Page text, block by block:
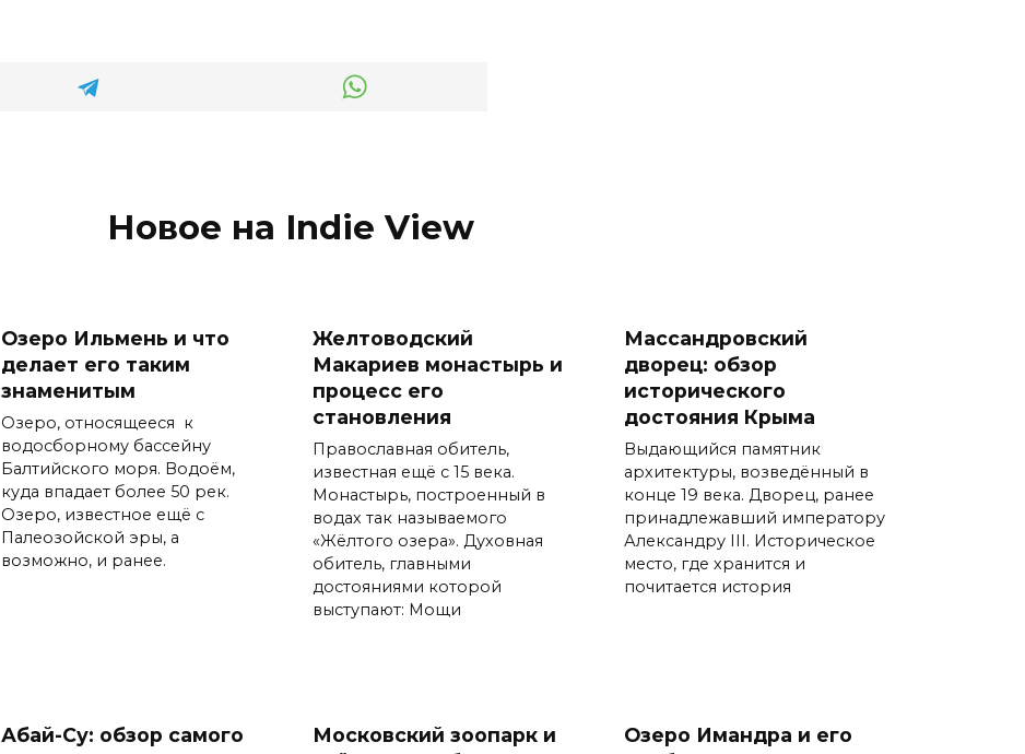
Новое на Indie View
Озеро Ильмень и что
делает его таким
знаменитым
Озеро, относящееся к
водосборному бассейну
Балтийского моря. Водоём,
куда впадает более 50 рек.
Озеро, известное ещё с
Палеозойской эры, а
возможно, и ранее.
Желтоводский
Макариев монастырь и
процесс его
становления
Православная обитель,
известная ещё с 15 века.
Монастырь, построенный в
водах так называемого
«Жёлтого озера». Духовная
обитель, главными
достояниями которой
выступают: Мощи
Массандровский
дворец: обзор
исторического
достояния Крыма
Выдающийся памятник
архитектуры, возведённый в
конце 19 века. Дворец, ранее
принадлежавший императору
Александру III. Историческое
место, где хранится и
почитается история
Абай-Су: обзор самого
Московский зоопарк и
Озеро Имандра и его